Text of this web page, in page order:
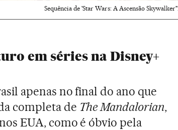
Sequência de 'Star Wars: A Ascensão Skywalker''.
em séries na Disney+
apenas no final do ano que
completa de The Mandalorian,
EUA, como é óbvio pela